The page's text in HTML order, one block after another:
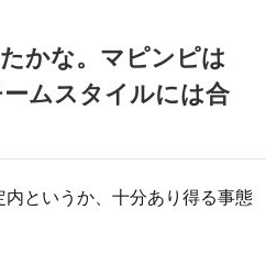
かな。マピンピは
ムスタイルには合
というか、十分あり得る事態